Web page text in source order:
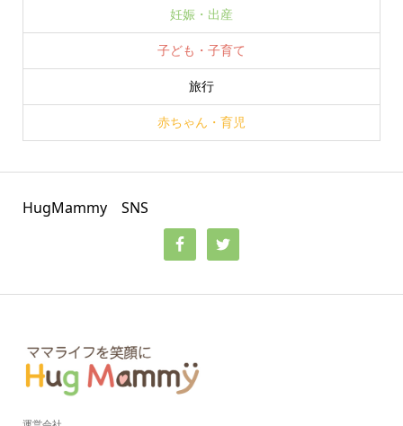
妊娠・出産
子ども・子育て
旅行
赤ちゃん・育児
HugMammy SNS